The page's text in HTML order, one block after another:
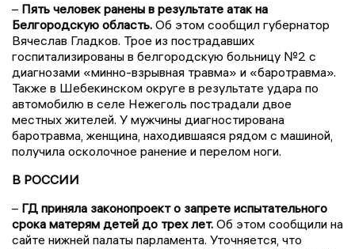
– Пять человек ранены в результате атак на
Белгородскую область. Об этом сообщил губернатор
Вячеслав Гладков. Трое из пострадавших
госпитализированы в белгородскую больницу №2 с
диагнозами «минно-взрывная травма» и «баротравма».
Также в Шебекинском округе в результате удара по
автомобилю в селе Нежеголь пострадали двое
местных жителей. У мужчины диагностирована
баротравма, женщина, находившаяся рядом с машиной,
получила осколочное ранение и перелом ноги.
В РОССИИ
– ГД приняла законопроект о запрете испытательного
срока матерям детей до трех лет. Об этом сообщили на
сайте нижней палаты парламента. Уточняется, что